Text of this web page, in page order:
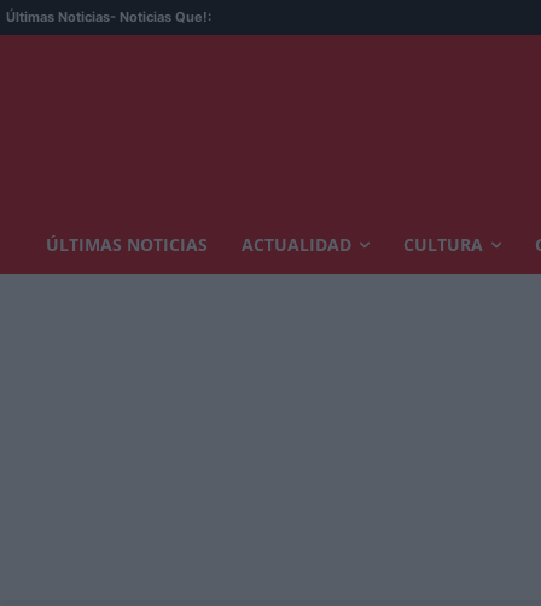
Últimas Noticias- Noticias Que!:
ÚLTIMAS NOTICIAS ACTUALIDAD CULTURA